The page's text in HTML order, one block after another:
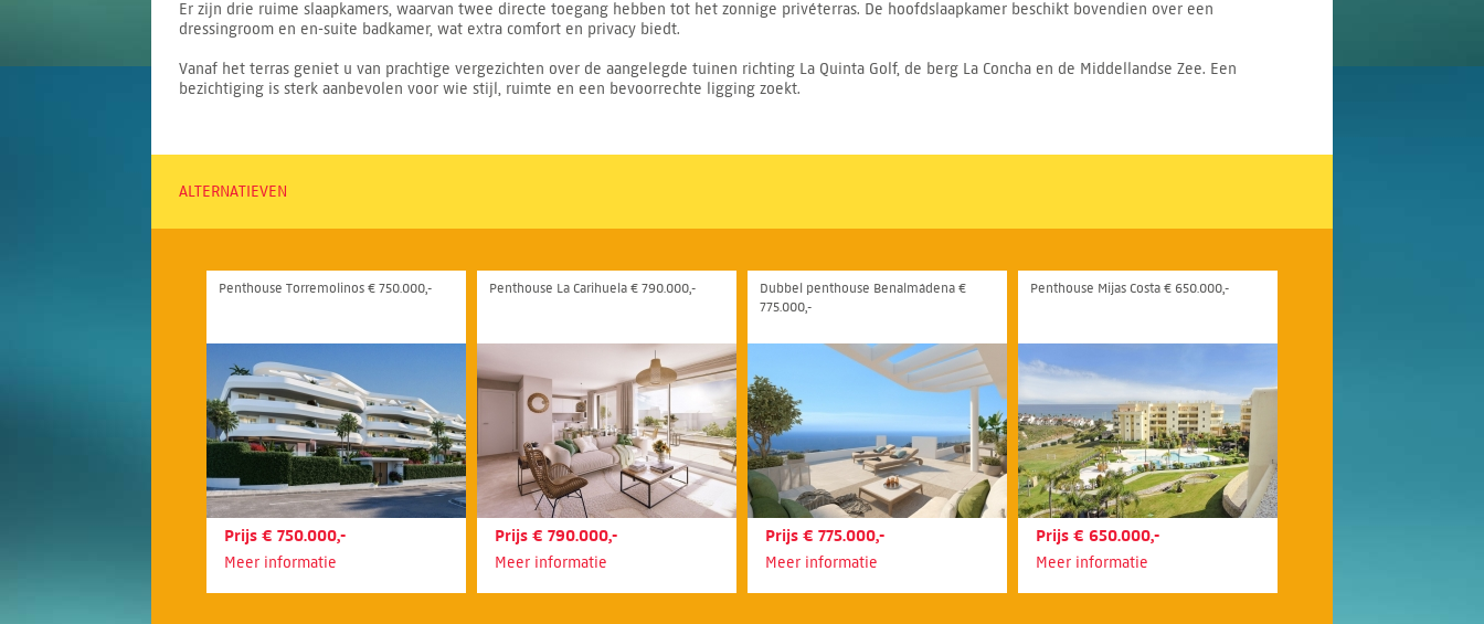
Er zijn drie ruime slaapkamers, waarvan twee directe toegang hebben tot het zonnige privéterras. De hoofdslaapkamer beschikt bovendien over een
dressingroom en en-suite badkamer, wat extra comfort en privacy biedt.
Vanaf het terras geniet u van prachtige vergezichten over de aangelegde tuinen richting La Quinta Golf, de berg La Concha en de Middellandse Zee. Een
bezichtiging is sterk aanbevolen voor wie stijl, ruimte en een bevoorrechte ligging zoekt.
ALTERNATIEVEN
Penthouse Torremolinos € 750.000,-
Prijs € 750.000,-
Meer informatie
Penthouse La Carihuela € 790.000,-
Prijs € 790.000,-
Meer informatie
Dubbel penthouse Benalmádena €
775.000,-
Prijs € 775.000,-
Meer informatie
Penthouse Mijas Costa € 650.000,-
Prijs € 650.000,-
Meer informatie